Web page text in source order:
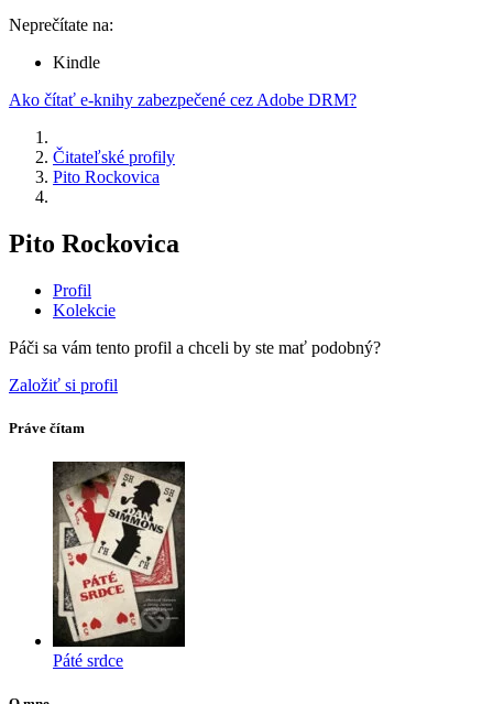
Neprečítate na:
Kindle
Ako čítať e-knihy zabezpečené cez Adobe DRM?
Čitateľské profily
Pito Rockovica
Pito Rockovica
Profil
Kolekcie
Páči sa vám tento profil a chceli by ste mať podobný?
Založiť si profil
Práve čítam
Páté srdce